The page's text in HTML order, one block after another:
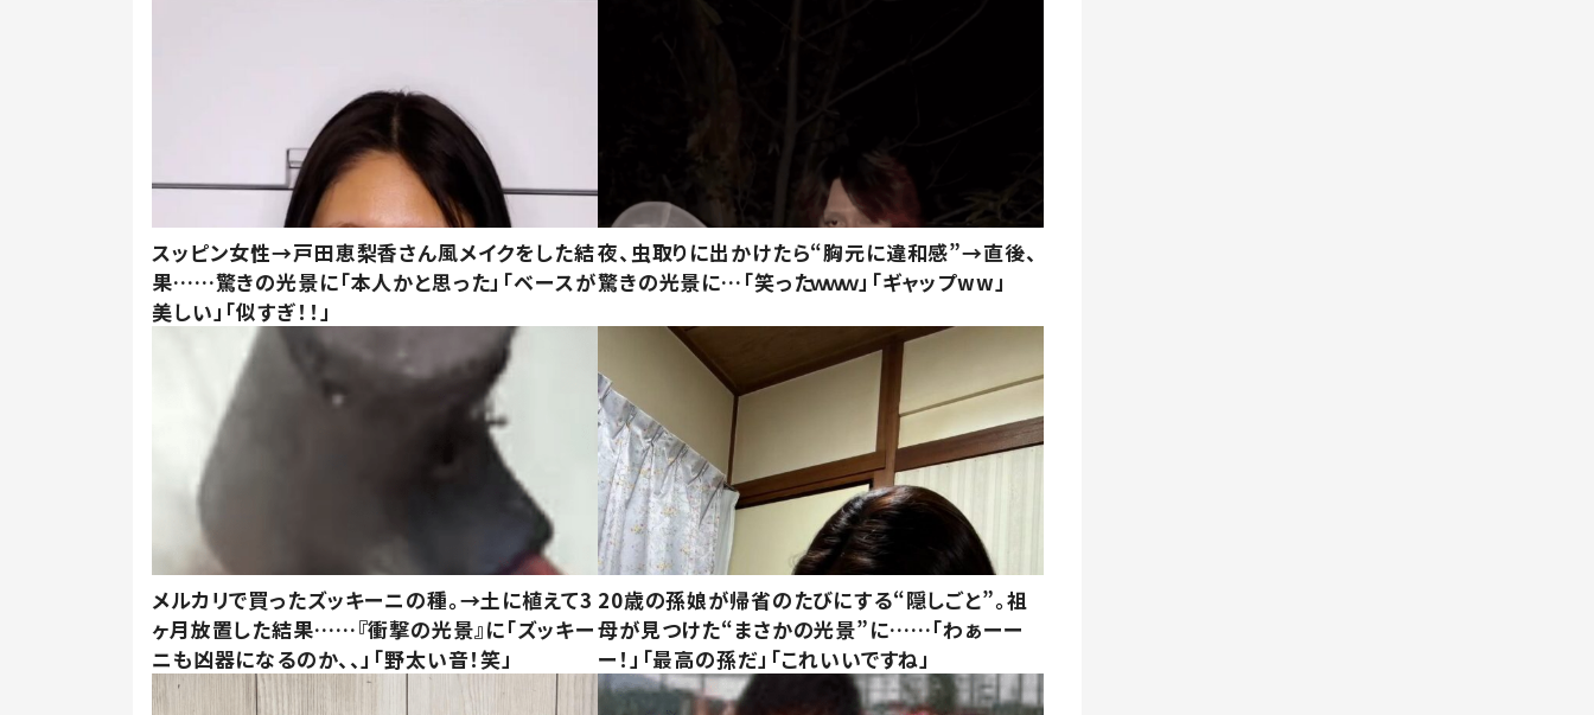
スッピン女性→戸田恵梨香さん風メイクをした結
果……驚きの光景に「本人かと思った」「ベースが
美しい」「似すぎ！！」
夜、虫取りに出かけたら“胸元に違和感”→直後、
驚きの光景に…「笑ったｗｗｗ」「ギャップww」
メルカリで買ったズッキーニの種。→土に植えて3
ヶ月放置した結果……『衝撃の光景』に「ズッキー
ニも凶器になるのか、、」「野太い音！笑」
20歳の孫娘が帰省のたびにする“隠しごと”。祖
母が見つけた“まさかの光景”に……「わぁーー
ー！」「最高の孫だ」「これいいですね」